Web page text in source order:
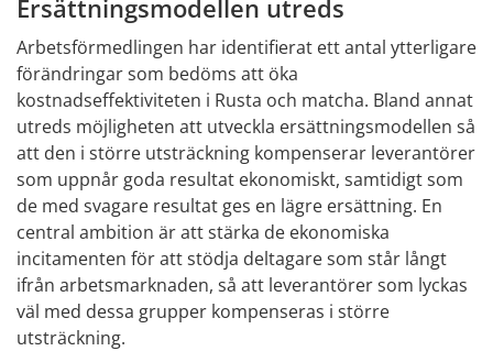
Ersättningsmodellen utreds
Arbetsförmedlingen har identifierat ett antal ytterligare
förändringar som bedöms att öka
kostnadseffektiviteten i Rusta och matcha. Bland annat
utreds möjligheten att utveckla ersättningsmodellen så
att den i större utsträckning kompenserar leverantörer
som uppnår goda resultat ekonomiskt, samtidigt som
de med svagare resultat ges en lägre ersättning. En
central ambition är att stärka de ekonomiska
incitamenten för att stödja deltagare som står långt
ifrån arbetsmarknaden, så att leverantörer som lyckas
väl med dessa grupper kompenseras i större
utsträckning.